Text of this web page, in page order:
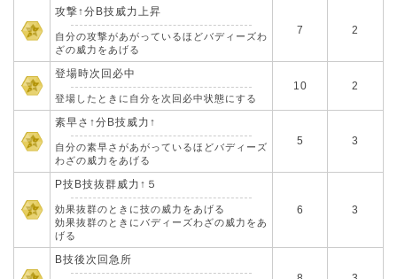
攻撃↑分B技威力上昇
自分の攻撃があがっているほどバディーズわ
ざの威力をあげる
7 2
登場時次回必中
登場したときに自分を次回必中状態にする
10 2
素早さ↑分B技威力↑
自分の素早さがあがっているほどバディーズ
わざの威力をあげる
5 3
P技B技抜群威力↑５
効果抜群のときに技の威力をあげる
効果抜群のときにバディーズわざの威力をあ
げる
6 3
B技後次回急所